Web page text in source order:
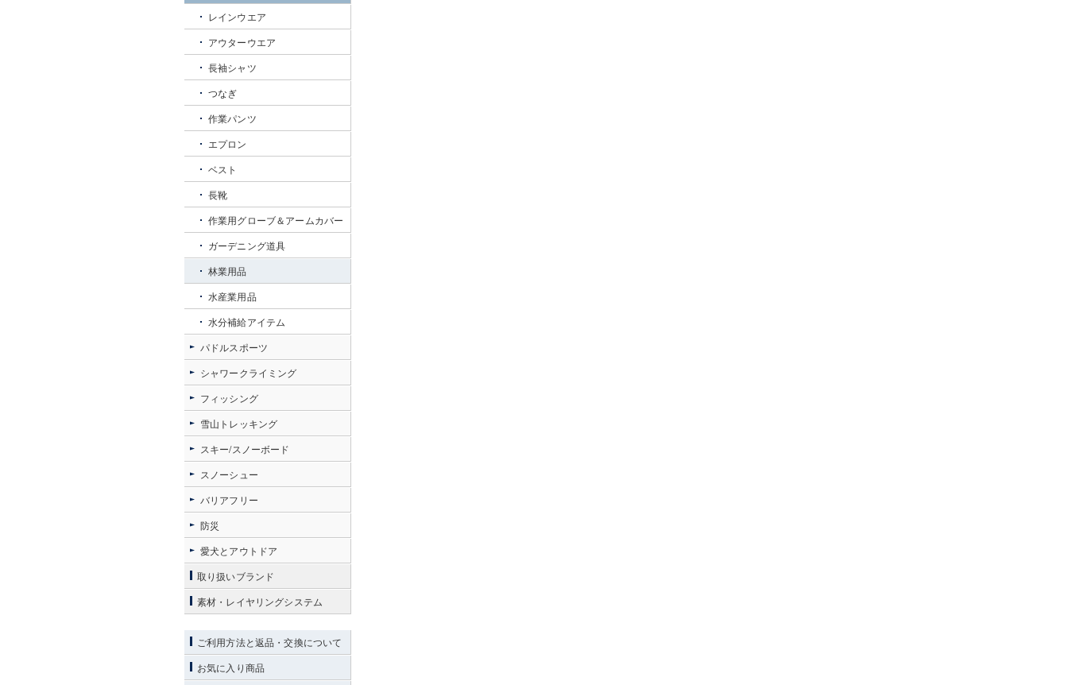
レインウエア
アウターウエア
長袖シャツ
つなぎ
作業パンツ
エプロン
ベスト
長靴
作業用グローブ＆アームカバー
ガーデニング道具
林業用品
水産業用品
水分補給アイテム
パドルスポーツ
シャワークライミング
フィッシング
雪山トレッキング
スキー/スノーボード
スノーシュー
バリアフリー
防災
愛犬とアウトドア
取り扱いブランド
素材・レイヤリングシステム
ご利用方法と返品・交換について
お気に入り商品